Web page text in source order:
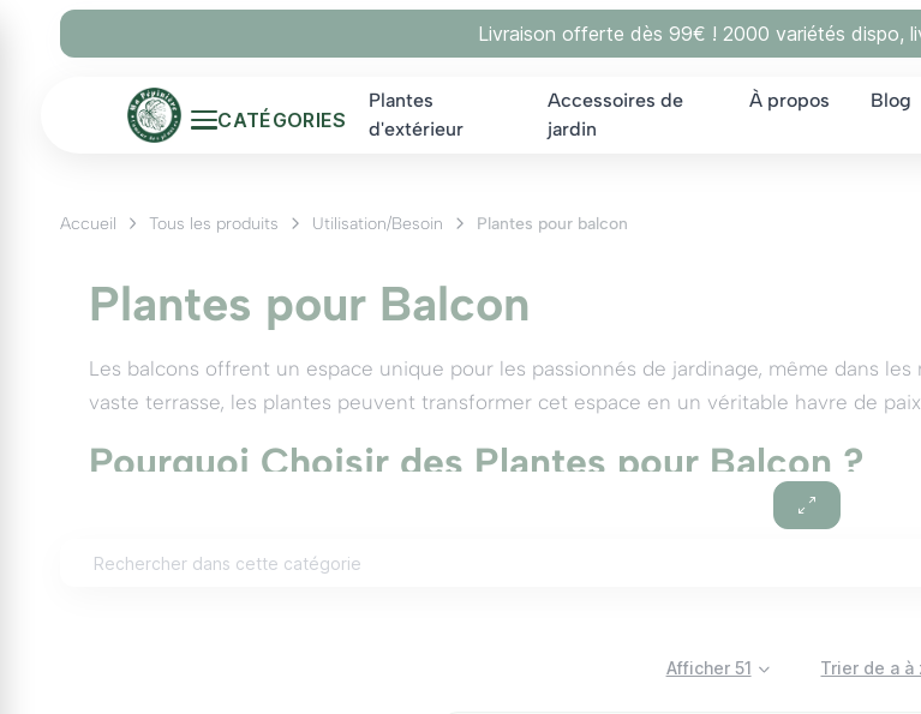
Livraison offerte dès 99€ ! 2000 variétés dispo,
CATÉGORIES
Plantes
d'extérieur
Accessoires de
jardin
À propos Blog
Accueil Tous les produits Utilisation/Besoin Plantes pour balcon
Plantes pour Balcon
Les balcons offrent un espace unique pour les passionnés de jardinage, même dans
vaste terrasse, les plantes peuvent transformer cet espace en un véritable havre de
Pourquoi Choisir des Plantes pour Balcon ?
Les plantes pour balcon apportent non seulement une touche de verdure et de
qualité de l'air, à réduire le bruit et à créer un environnement apaisant. De plus, un
Afficher 51 Trier de a à
Panneau de gestion des cookies